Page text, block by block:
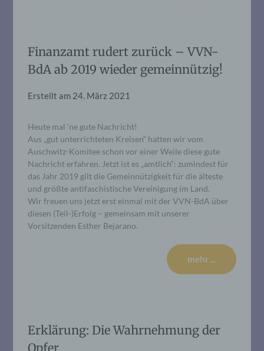
Finanzamt rudert zurück – VVN-
BdA ab 2019 wieder gemeinnützig!
Erstellt am 24. März 2021
Heute mal ‘ne gute Nachricht!
Aus „gut unterrichteten Kreisen“ hatten wir vom
Auschwitz-Komitee schon vor einer Weile diese gute
Nachricht erfahren. Jetzt ist es „amtlich“: zumindest für
das Jahr 2019 gilt die Gemeinnützigkeit für die älteste
und größte antifaschistische Vereinigung im Land.
Wir freuen uns jetzt erst einmal mit der VVN-BdA über
diesen (Teil-)Erfolg – gemeinsam mit unserer
Vorsitzenden Esther Bejarano.
mehr ...
Erklärung: Die Wahrnehmung der
Opfer